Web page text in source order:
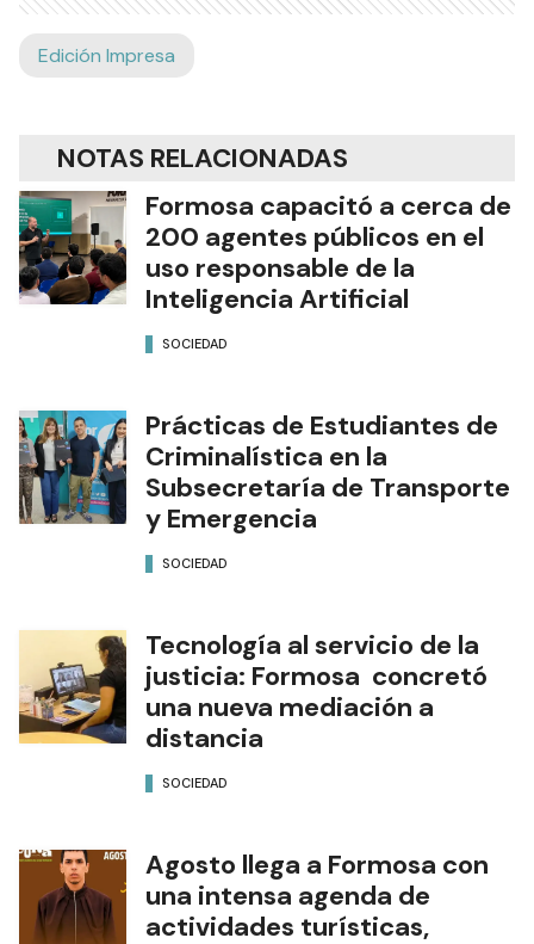
Edición Impresa
NOTAS RELACIONADAS
Formosa capacitó a cerca de
200 agentes públicos en el
uso responsable de la
Inteligencia Artificial
SOCIEDAD
Prácticas de Estudiantes de
Criminalística en la
Subsecretaría de Transporte
y Emergencia
SOCIEDAD
Tecnología al servicio de la
justicia: Formosa concretó
una nueva mediación a
distancia
SOCIEDAD
Agosto llega a Formosa con
una intensa agenda de
actividades turísticas,